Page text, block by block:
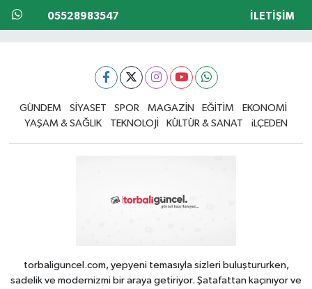
05528983547 İLETIŞIM
GÜNDEM SİYASET SPOR MAGAZİN EĞİTİM
EKONOMİ
YAŞAM & SAĞLIK
TEKNOLOJİ KÜLTÜR & SANAT iLÇEDEN
torbaliguncel.com, yepyeni temasıyla sizleri buluştururken,
sadelik ve modernizmi bir araya getiriyor. Şatafattan kaçınıyor ve